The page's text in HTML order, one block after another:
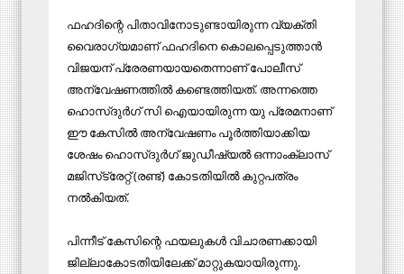
ഫഹദിന്റെ പിതാവിനോടുണ്ടായിരുന്ന വ്യക്തി
വൈരാഗ്യമാണ് ഫഹദിനെ കൊലപ്പെടുത്താന്‍
വിജയന് പ്രേരണയായതെന്നാണ് പോലീസ്
അന്വേഷണത്തില്‍ കണ്ടെത്തിയത്. അന്നത്തെ
ഹൊസ്ദുര്‍ഗ് സി ഐയായിരുന്ന യു പ്രേമനാണ്
ഈ കേസില്‍ അന്വേഷണം പൂര്‍ത്തിയാക്കിയ
ശേഷം ഹൊസ്ദുര്‍ഗ് ജുഡീഷ്യല്‍ ഒന്നാംക്ലാസ്
മജിസ്‌ട്രേറ്റ് (രണ്ട്) കോടതിയില്‍ കുറ്റപത്രം
നല്‍കിയത്.
പിന്നീട് കേസിന്റെ ഫയലുകള്‍ വിചാരണക്കായി
ജില്ലാകോടതിയിലേക്ക് മാറ്റുകയായിരുന്നു.